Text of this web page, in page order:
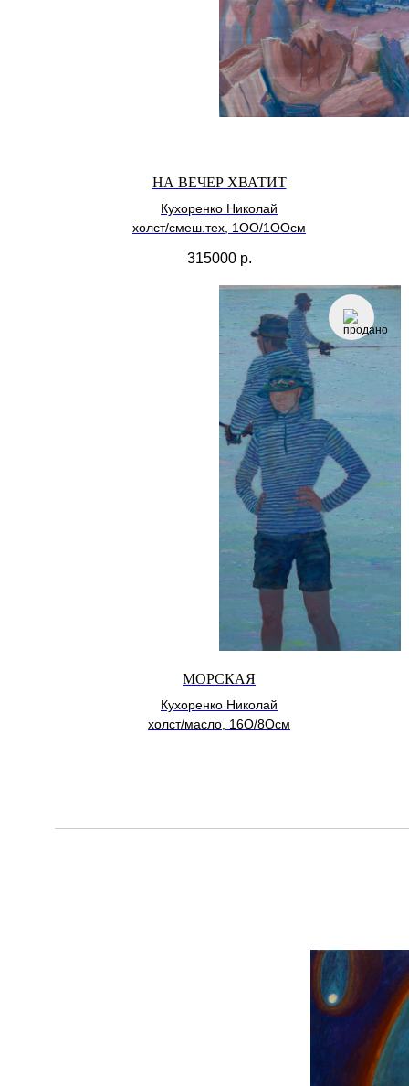
НА ВЕЧЕР ХВАТИТ
Кухоренко Николай
холст/смеш.тех, 1ОО/1ООсм
315000 р.
МОРСКАЯ
Кухоренко Николай
холст/масло, 16О/8Осм